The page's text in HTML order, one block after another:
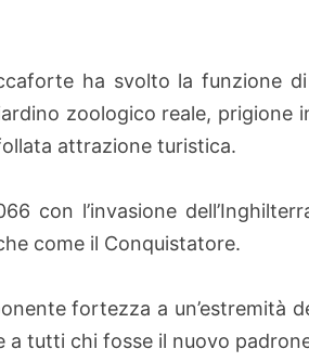
ha svolto la funzione
zoologico reale, prigione
attrazione turistica.
con l’invasione
come il Conquistatore.
fortezza a un’estremità
a tutti chi fosse il nuovo